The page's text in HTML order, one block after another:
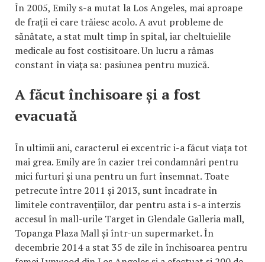
În 2005, Emily s-a mutat la Los Angeles, mai aproape
de frații ei care trăiesc acolo. A avut probleme de
sănătate, a stat mult timp în spital, iar cheltuielile
medicale au fost costisitoare. Un lucru a rămas
constant în viața sa: pasiunea pentru muzică.
A făcut închisoare și a fost
evacuată
În ultimii ani, caracterul ei excentric i-a făcut viața tot
mai grea. Emily are în cazier trei condamnări pentru
mici furturi și una pentru un furt însemnat. Toate
petrecute între 2011 și 2013, sunt încadrate în
limitele contravențiilor, dar pentru asta i s-a interzis
accesul în mall-urile Target in Glendale Galleria mall,
Topanga Plaza Mall și într-un supermarket. În
decembrie 2014 a stat 35 de zile în închisoarea pentru